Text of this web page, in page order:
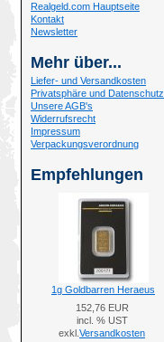
Realgeld.com Hauptseite
Kontakt
Newsletter
Mehr über...
Liefer- und Versandkosten
Privatsphäre und Datenschutz
Unsere AGB's
Widerrufsrecht
Impressum
Verpackungsverordnung
Empfehlungen
1g Goldbarren Heraeus
152,76 EUR
incl. % UST
exkl. Versandkosten